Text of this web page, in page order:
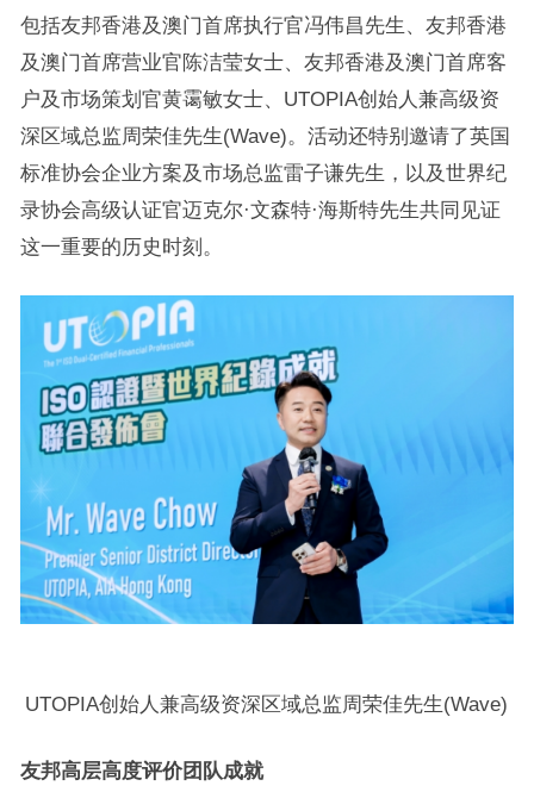
包括友邦香港及澳门首席执行官冯伟昌先生、友邦香港
及澳门首席营业官陈洁莹女士、友邦香港及澳门首席客
户及市场策划官黄霭敏女士、UTOPIA创始人兼高级资
深区域总监周荣佳先生(Wave)。活动还特别邀请了英国
标准协会企业方案及市场总监雷子谦先生，以及世界纪
录协会高级认证官迈克尔·文森特·海斯特先生共同见证
这一重要的历史时刻。
UTOPIA创始人兼高级资深区域总监周荣佳先生(Wave)
友邦高层高度评价团队成就